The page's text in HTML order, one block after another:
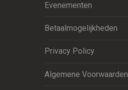
Evenementen
Betaalmogelijkheden
Privacy Policy
Algemene Voorwaarden